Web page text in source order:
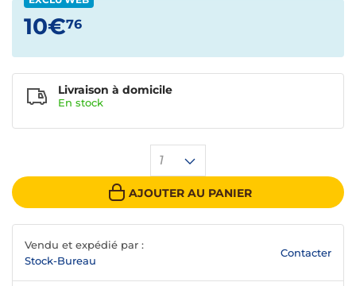
10€76
1
AJOUTER AU PANIER
Livraison à domicile
En stock
Vendu et expédié par :
Stock-Bureau
Contacter